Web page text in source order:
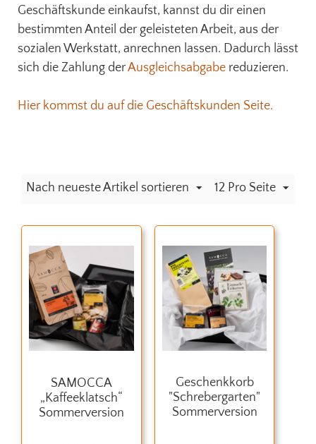
Geschäftskunde einkaufst, kannst du dir einen
bestimmten Anteil der geleisteten Arbeit, aus der
sozialen Werkstatt, anrechnen lassen. Dadurch lässt
sich die Zahlung derAusgleichsabgabe reduzieren.
Hier kommst du auf die Geschäftskunden Seite.
Nach neueste Artikel sortieren 12 Pro Seite
SAMOCCA
„Kaffeeklatsch“
Sommerversion
Geschenkkorb
"Schrebergarten"
Sommerversion